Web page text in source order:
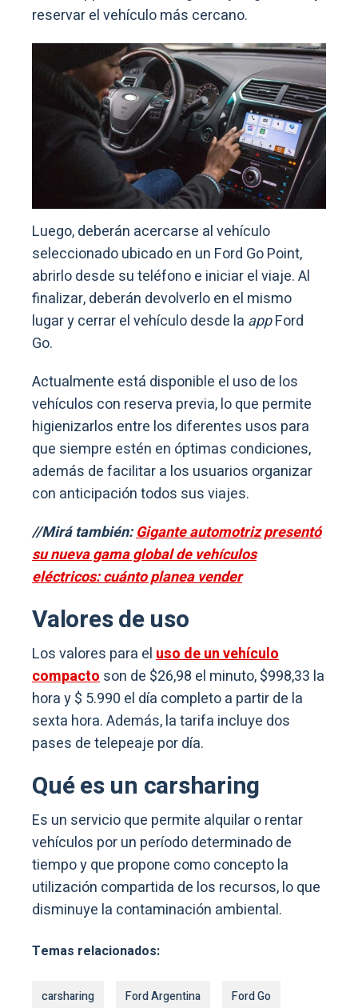
reservar el vehículo más cercano.
Luego, deberán acercarse al vehículo
seleccionado ubicado en un Ford Go Point,
abrirlo desde su teléfono e iniciar el viaje. Al
finalizar, deberán devolverlo en el mismo
lugar y cerrar el vehículo desde la appFord
Go.
Actualmente está disponible el uso de los
vehículos con reserva previa, lo que permite
higienizarlos entre los diferentes usos para
que siempre estén en óptimas condiciones,
además de facilitar a los usuarios organizar
con anticipación todos sus viajes.
//Mirá también:Gigante automotriz presentó
su nueva gama global de vehículos
eléctricos: cuánto planea vender
Valores de uso
Los valores para eluso de un vehículo
compactoson de $26,98 el minuto, $998,33 la
hora y $ 5.990 el día completo a partir de la
sexta hora. Además, la tarifa incluye dos
pases de telepeaje por día.
Qué es un carsharing
Es un servicio que permite alquilar o rentar
vehículos por un período determinado de
tiempo y que propone como concepto la
utilización compartida de los recursos, lo que
disminuye la contaminación ambiental.
Temas relacionados:
carsharing Ford Argentina Ford Go